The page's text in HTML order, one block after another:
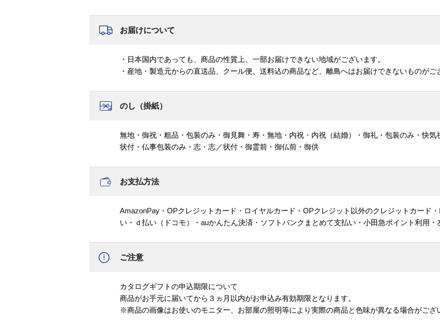
お届けについて
・日本国内であっても、商品の性質上、一部お届けできない地域がございます。
・産地・製造元からの直送品、クール便、送料込の商品など、離島へはお届けできないものがご
のし（掛紙）
無地・御祝・粗品・包装のみ・御見舞・寿・無地・内祝・内祝（結婚）・御礼・包装のみ・快気
状付・仏事包装のみ・志・志／状付・御霊前・御仏前・御供
お支払方法
AmazonPay・OPクレジットカード・ロイヤルカード・OPクレジット以外のクレジットカード
い・ｄ払い（ドコモ）・auかんたん決済・ソフトバンクまとめて支払い・小田急ポイント利用
ご注意
カタログギフトの申込期限について
商品がお手元に届いてから３ヵ月以内がお申込み有効期限となります。
※商品の画像はお使いのモニター、お部屋の照明等により実際の商品と色味が異なる場合がござ